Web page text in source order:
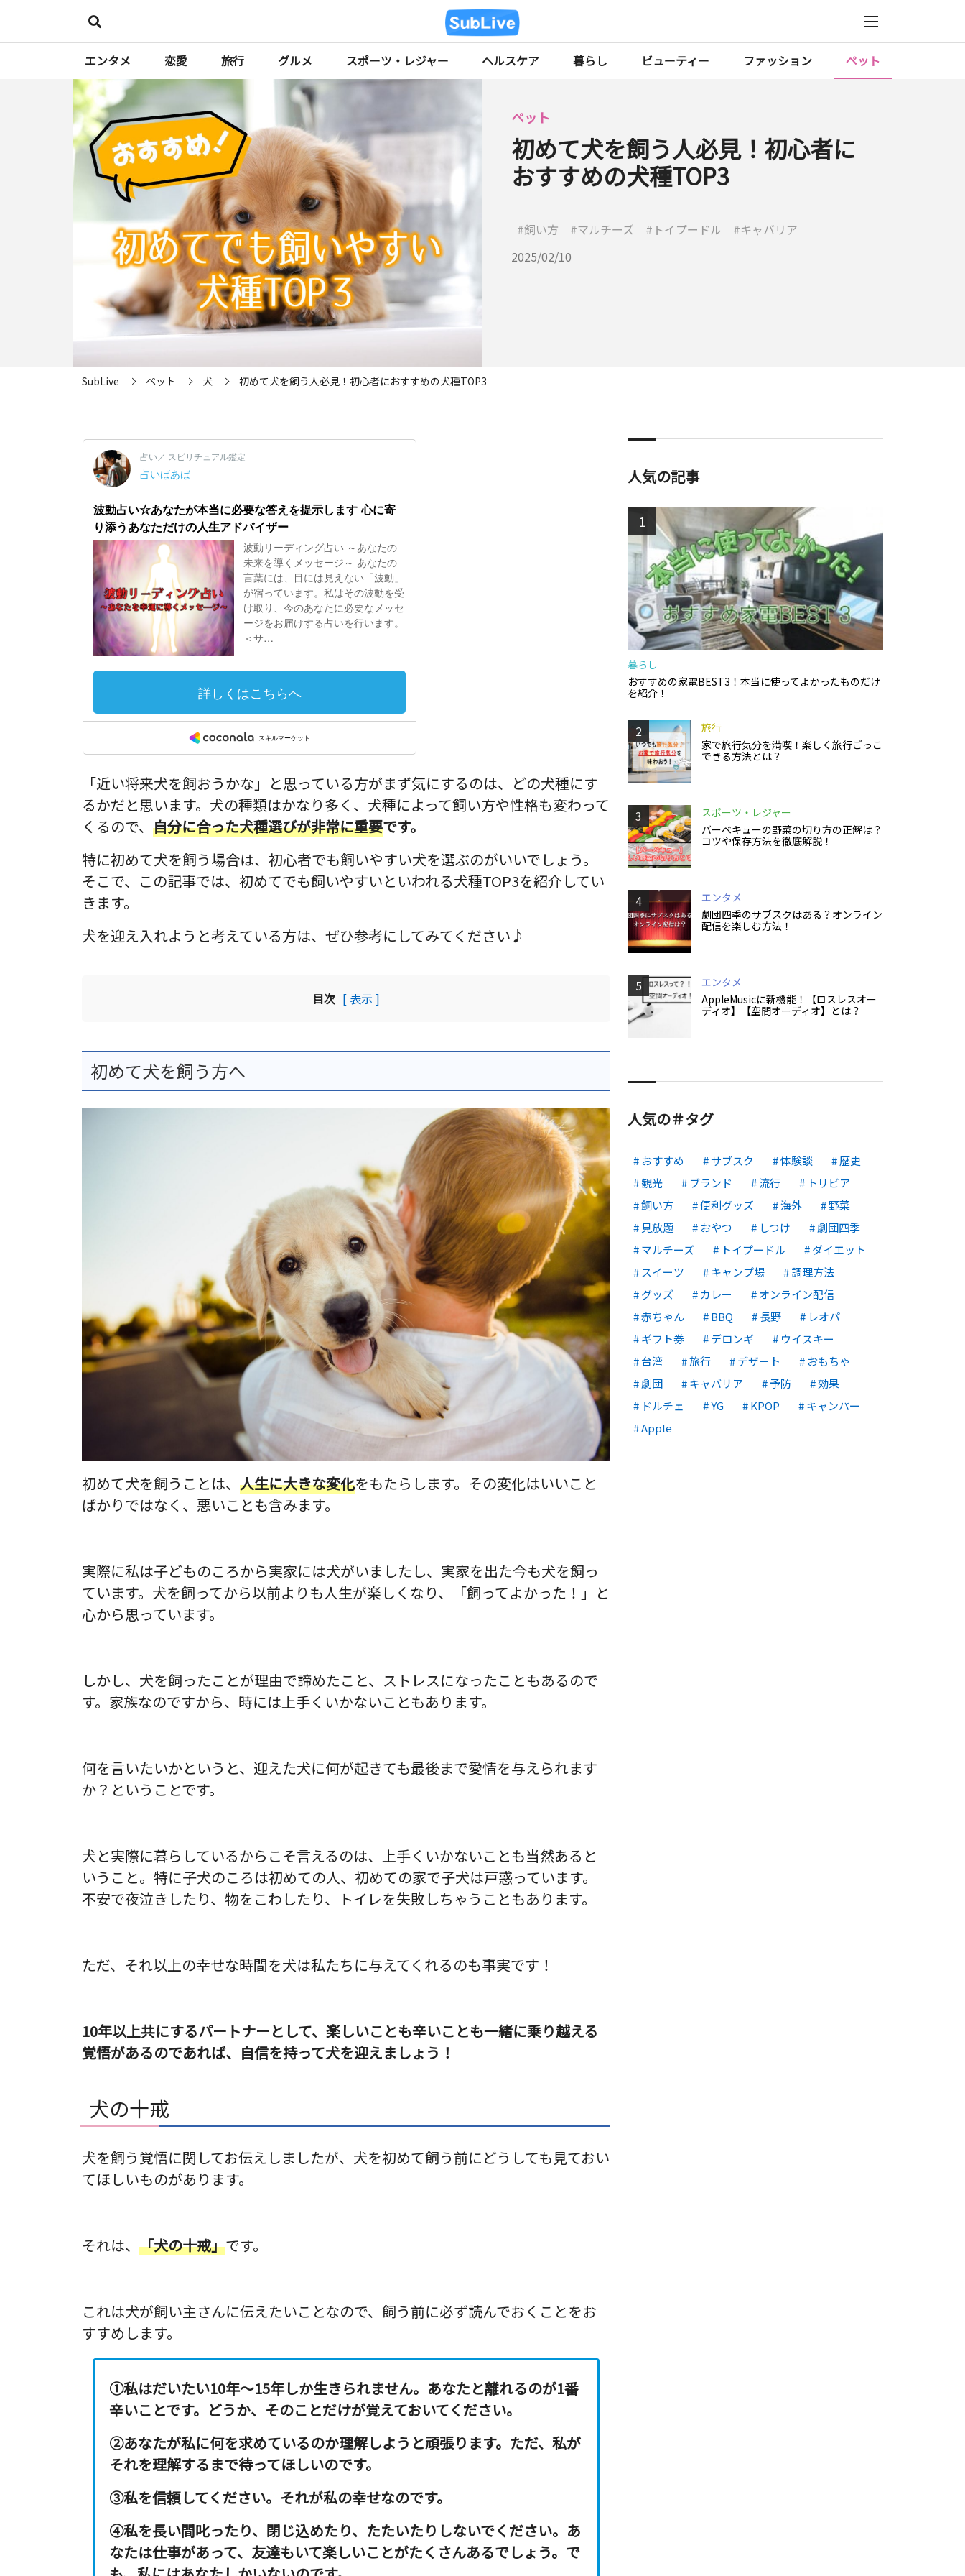
エンタメ 恋愛 旅行 グルメ スポーツ・レジャー ヘルスケア 暮らし ビューティー ファッション ペット
ペット
初めて犬を飼う人必見！初心者に
おすすめの犬種TOP3
飼い方 マルチーズ トイプードル
キャバリア
2025/02/10
SubLive ペット 犬 初めて犬を飼う人必見！初心者におすすめの犬種TOP3
「近い将来犬を飼おうかな」と思っている方がまず気にするのは、どの犬種にす
るかだと思います。犬の種類はかなり多く、犬種によって飼い方や性格も変わって
くるので、 自分に合った犬種選びが非常に重要です。
特に初めて犬を飼う場合は、初心者でも飼いやすい犬を選ぶのがいいでしょう。
そこで、この記事では、初めてでも飼いやすいといわれる犬種TOP3を紹介してい
きます。
犬を迎え入れようと考えている方は、ぜひ参考にしてみてください♪
目次 [ 表示 ]
初めて犬を飼う方へ
初めて犬を飼うことは、 人生に大きな変化をもたらします。その変化はいいこと
ばかりではなく、悪いことも含みます。
実際に私は子どものころから実家には犬がいましたし、実家を出た今も犬を飼っ
ています。犬を飼ってから以前よりも人生が楽しくなり、
「飼ってよかった！」 と
心から思っています。
しかし、 犬を飼ったことが理由で諦めたこと、ストレスになったこともあるので
す。家族なのですから、時には上手くいかないこともあります。
何を言いたいかというと、迎えた犬に何が起きても最後まで愛情を与えられます
か？ということです。
犬と実際に暮らしているからこそ言えるのは、上手くいかないことも当然あると
いうこと。特に子犬のころは初めての人、初めての家で子犬は戸惑っています。
不安で夜泣きしたり、物をこわしたり、トイレを失敗しちゃうこともあります。
ただ、それ以上の幸せな時間を犬は私たちに与えてくれるのも事実です！
10年以上共にするパートナーとして、楽しいことも辛いことも一緒に乗り越える
覚悟があるのであれば、自信を持って犬を迎えましょう！
犬の十戒
犬を飼う覚悟に関してお伝えしましたが、犬を初めて飼う前にどうしても見ておい
てほしいものがあります。
それは、 「犬の十戒」です。
これは犬が飼い主さんに伝えたいことなので、飼う前に必ず読んでおくことをお
すすめします。
①私はだいたい10年～15年しか生きられません。 あなたと離れるのが1番
辛いことです。どうか、そのことだけが覚えておいてください。
②あなたが私に何を求めているのか理解しようと頑張ります。ただ、私が
それを理解するまで待ってほしいのです。
③私を信頼してください。それが私の幸せなのです。
④私を長い間叱ったり、閉じ込めたり、たたいたりしないでください。あ
なたは仕事があって、友達もいて楽しいことがたくさんあるでしょう。で
人気の記事
1
暮らし
おすすめの家電BEST3！本当に使ってよかったものだけ
を紹介！
2
旅行
家で旅行気分を満喫！楽しく旅行ごっこ
できる方法とは？
3
スポーツ・レジャー
バーベキューの野菜の切り方の正解は？
コツや保存方法を徹底解説！
4
エンタメ
劇団四季のサブスクはある？オンライン
配信を楽しむ方法！
5
エンタメ
AppleMusicに新機能！【ロスレスオー
ディオ】【空間オーディオ】とは？
人気の＃タグ
おすすめ サブスク 体験談
歴史
観光
ブランド 流行
トリビア
飼い方
便利グッズ 海外
野菜
見放題
おやつ しつけ
劇団四季
マルチーズ
トイプードル
ダイエット
スイーツ
キャンプ場
調理方法
グッズ
カレー
オンライン配信
赤ちゃん
BBQ 長野
レオパ
ギフト券
デロンギ
ウイスキー
台湾
旅行 デザート
おもちゃ
劇団
キャバリア 予防
効果
ドルチェ
YG KPOP
キャンパー
Apple